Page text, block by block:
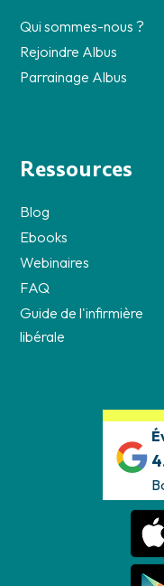
Qui sommes-nous ?
Rejoindre Albus
Parrainage Albus
Ressources
Blog
Ebooks
Webinaires
FAQ
Guide de l'infirmière
libérale